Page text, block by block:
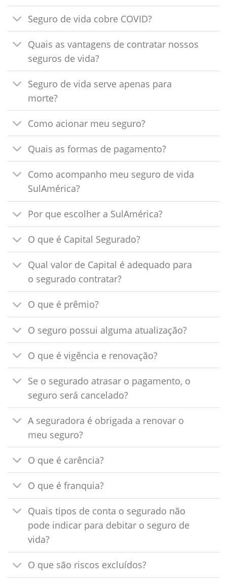
Seguro de vida cobre COVID?
Quais as vantagens de contratar nossos
seguros de vida?
Seguro de vida serve apenas para
morte?
Como acionar meu seguro?
Quais as formas de pagamento?
Como acompanho meu seguro de vida
SulAmérica?
Por que escolher a SulAmérica?
O que é Capital Segurado?
Qual valor de Capital é adequado para
o segurado contratar?
O que é prêmio?
O seguro possui alguma atualização?
O que é vigência e renovação?
Se o segurado atrasar o pagamento, o
seguro será cancelado?
A seguradora é obrigada a renovar o
meu seguro?
O que é carência?
O que é franquia?
Quais tipos de conta o segurado não
pode indicar para debitar o seguro de
vida?
O que são riscos excluídos?